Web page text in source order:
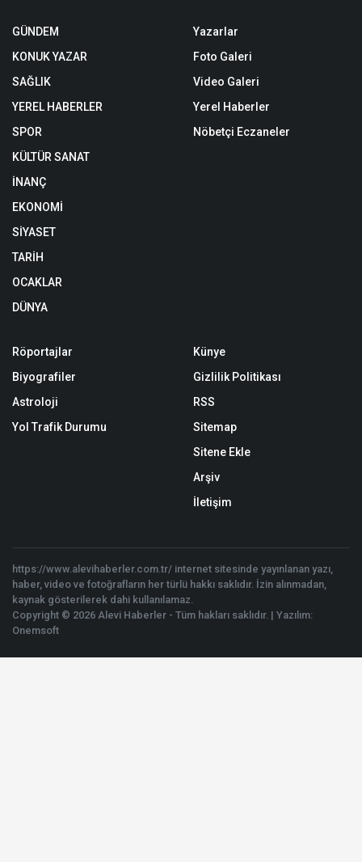
GÜNDEM
KONUK YAZAR
SAĞLIK
YEREL HABERLER
SPOR
KÜLTÜR SANAT
İNANÇ
EKONOMİ
SİYASET
TARİH
OCAKLAR
DÜNYA
Yazarlar
Foto Galeri
Video Galeri
Yerel Haberler
Nöbetçi Eczaneler
Röportajlar
Biyografiler
Astroloji
Yol Trafik Durumu
Künye
Gizlilik Politikası
RSS
Sitemap
Sitene Ekle
Arşiv
İletişim
https://www.alevihaberler.com.tr/ internet sitesinde yayınlanan yazı,
haber, video ve fotoğrafların her türlü hakkı saklıdır. İzin alınmadan,
kaynak gösterilerek dahi kullanılamaz.
Copyright © 2026 Alevi Haberler - Tüm hakları saklıdır. | Yazılım:
Onemsoft